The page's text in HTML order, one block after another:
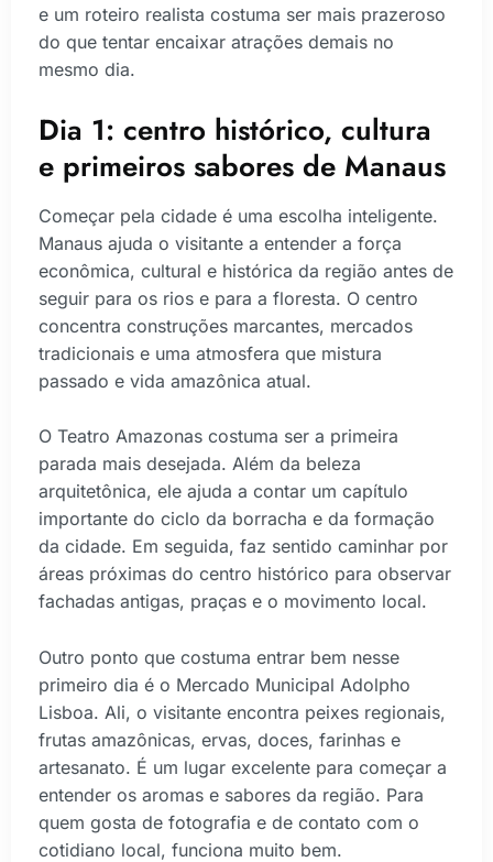
e um roteiro realista costuma ser mais prazeroso
do que tentar encaixar atrações demais no
mesmo dia.
Dia 1: centro histórico, cultura
e primeiros sabores de Manaus
Começar pela cidade é uma escolha inteligente.
Manaus ajuda o visitante a entender a força
econômica, cultural e histórica da região antes de
seguir para os rios e para a floresta. O centro
concentra construções marcantes, mercados
tradicionais e uma atmosfera que mistura
passado e vida amazônica atual.
O Teatro Amazonas costuma ser a primeira
parada mais desejada. Além da beleza
arquitetônica, ele ajuda a contar um capítulo
importante do ciclo da borracha e da formação
da cidade. Em seguida, faz sentido caminhar por
áreas próximas do centro histórico para observar
fachadas antigas, praças e o movimento local.
Outro ponto que costuma entrar bem nesse
primeiro dia é o Mercado Municipal Adolpho
Lisboa. Ali, o visitante encontra peixes regionais,
frutas amazônicas, ervas, doces, farinhas e
artesanato. É um lugar excelente para começar a
entender os aromas e sabores da região. Para
quem gosta de fotografia e de contato com o
cotidiano local, funciona muito bem.